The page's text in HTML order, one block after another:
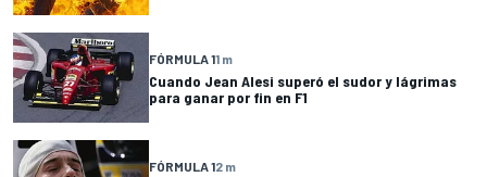
FÓRMULA 11 m
Cuando Jean Alesi superó el sudor y lágrimas
para ganar por fin en F1
FÓRMULA 12 m